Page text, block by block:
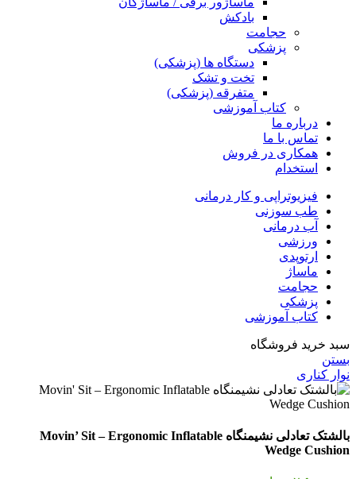
بادکش
حجامت
پزشکی
دستگاه ها (پزشکی)
تخت و تشک
متفرقه (پزشکی)
کتاب آموزشی
درباره ما
تماس با ما
همکاری در فروش
استخدام
فیزیوتراپی و کار درمانی
طب سوزنی
آب درمانی
ورزشی
ارتوپدی
ماساژ
حجامت
پزشکی
کتاب آموزشی
سبد خرید فروشگاه
بستن
نوار کناری
بالشتک تعادلی نشیمنگاه Movin’ Sit – Ergonomic Inflatable
Wedge Cushion